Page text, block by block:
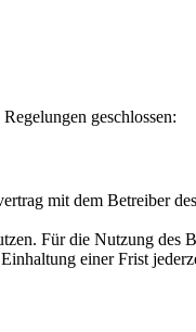
geschlossen:
mit dem Betreiber
Für die Nutzung des
einer Frist